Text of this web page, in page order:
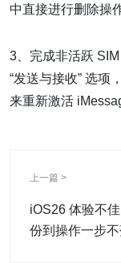
中直接进行删除操
3、完成非活跃
“发送与接收” 选项
来重新激活
上一篇 >
iOS26 体验不
份到操作一步不